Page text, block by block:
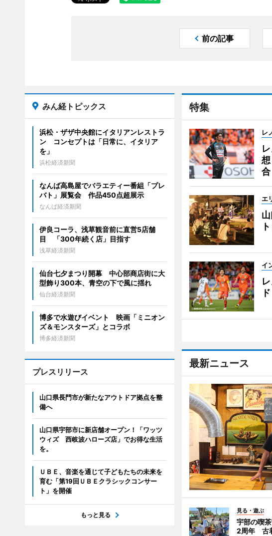
前の記事
特集
レ
合
エ
イ
最新ニュース
見る・遊ぶ
宇部の喫
2周年 古
みん経トピックス
浜松・ザザ中央館にイタリアンレストラ
ン コンセプトは「日常に、イタリア
を」
浜松経済新聞
なんば高島屋でバラエティー番組「プレ
バト」展覧会 作品450点超展示
なんば経済新聞
伊良コーラ、浅草観音前に直営5店舗
目 「300年続く店」目指す
浅草経済新聞
仙台七夕まつり開幕 中心部商店街に大
型飾り300本、青空の下で風に揺れ
仙台経済新聞
博多で水遊びイベント 映画「ミニオン
ズ＆モンスターズ」とコラボ
博多経済新聞
プレスリリース
山口県長門市が新たなアウトドア拠点を整
備へ
山口県宇部市に新店舗オープン！「ワッツ
ウィズ 西岐波ハローズ店」でお得な生活
を。
ＵＢＥ、音楽を通じて子どもたちの未来を
育む「第19回ＵＢＥクラシックコンサー
ト」を開催
もっと見る